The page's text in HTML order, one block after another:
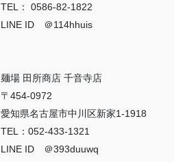
TEL： 0586-82-1822
LINE ID ＠114hhuis
麺場 田所商店 千音寺店
〒454-0972
愛知県名古屋市中川区新家1-1918
TEL：052-433-1321
LINE ID ＠393duuwq